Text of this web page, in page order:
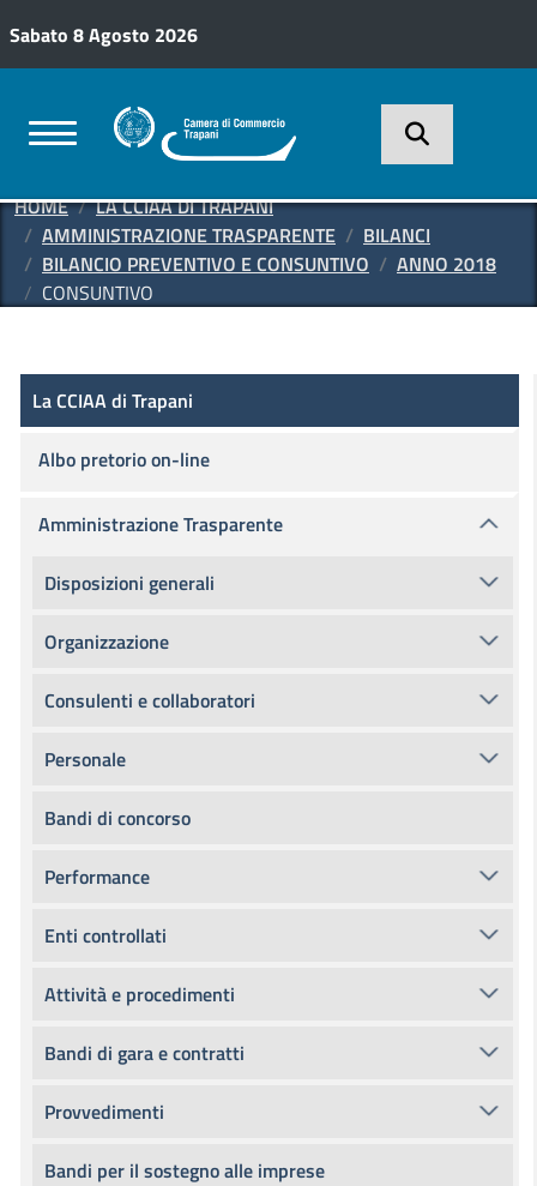
Sabato 8 Agosto 2026
HOME
LA CCIAA DI TRAPANI
AMMINISTRAZIONE TRASPARENTE
BILANCI
BILANCIO PREVENTIVO E CONSUNTIVO
ANNO 2018
CONSUNTIVO
Amministrazione Trasparente
La CCIAA di Trapani
La CCIAA di Trapani
Albo pretorio on-line
Amministrazione Trasparente
Disposizioni generali
Organizzazione
Consulenti e collaboratori
Personale
Bandi di concorso
Performance
Enti controllati
Attività e procedimenti
Bandi di gara e contratti
Provvedimenti
Bandi per il sostegno alle imprese